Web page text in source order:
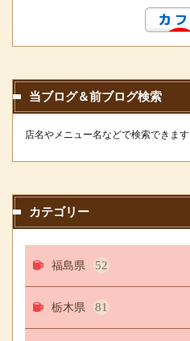
当ブログ＆前ブログ検索
店名やメニュー名などで検索できます
カテゴリー
福島県 52
栃木県 81